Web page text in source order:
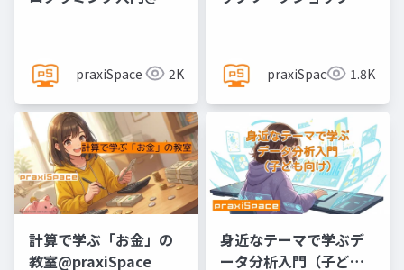
praxiSpace 2K praxiSpace 1.8K
計算で学ぶ「お金」の
教室@praxiSpace
身近なテーマで学ぶデ
ータ分析入門（子ども